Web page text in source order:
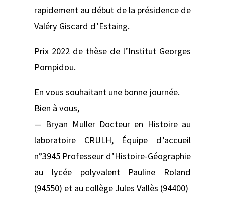
rapidement au début de la présidence de
Valéry Giscard d’Estaing.
Prix 2022 de thèse de l’Institut Georges
Pompidou.
En vous souhaitant une bonne journée.
Bien à vous,
— Bryan Muller Docteur en Histoire au
laboratoire CRULH, Équipe d’accueil
n°3945 Professeur d’Histoire-Géographie
au lycée polyvalent Pauline Roland
(94550) et au collège Jules Vallès (94400)